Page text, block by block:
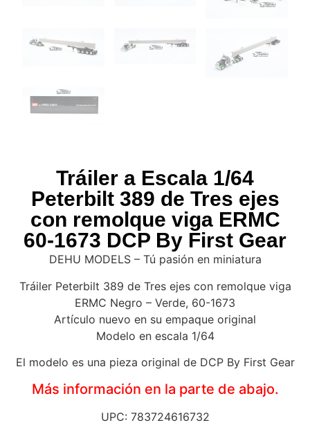
Tráiler a Escala 1/64
Peterbilt 389 de Tres ejes
con remolque viga ERMC
60-1673 DCP By First Gear
DEHU MODELS – Tú pasión en miniatura
Tráiler Peterbilt 389 de Tres ejes con remolque viga
ERMC Negro – Verde, 60-1673
Artículo nuevo en su empaque original
Modelo en escala 1/64
El modelo es una pieza original de DCP By First Gear
Más información en la parte de abajo.
UPC: 783724616732